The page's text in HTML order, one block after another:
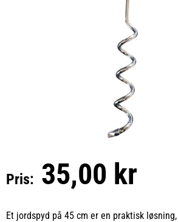
Pris: 35,00 kr
Et jordspyd på 45 cm er en praktisk